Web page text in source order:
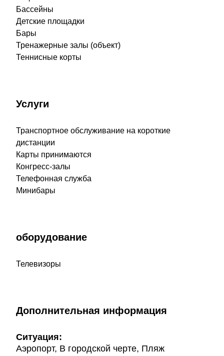
Бассейны
Детские площадки
Бары
Тренажерные залы (объект)
Теннисные корты
Услуги
Транспортное обслуживание на короткие
дистанции
Карты принимаются
Конгресс-залы
Телефонная служба
Минибары
оборудование
Телевизоры
Дополнительная информация
Ситуация:
Аэропорт, В городской черте, Пляж